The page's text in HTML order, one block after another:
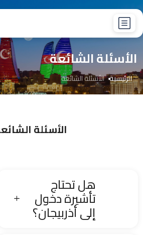
الأسئلة الشائعة
الرئيسية الأسئلة الشائعة
الأسئلة
هل تحتاج
تأشيرة دخول
إلى أذربيجان؟